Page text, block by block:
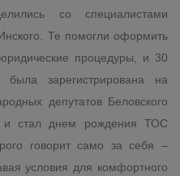
со специалистами
Те помогли оформить
процедуры, и 30
зарегистрирована на
депутатов Беловского
и стал днем рождения ТОС
говорит само за себя –
условия для комфортного